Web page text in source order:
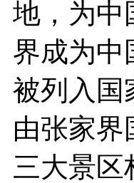
地，为中
界成为中
被列入国
由张家界
三大景区